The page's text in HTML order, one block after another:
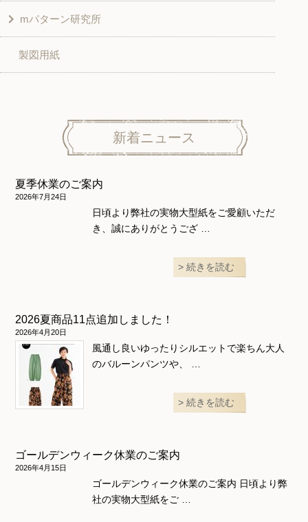
その他
ベスト・ジャケット・コート
スカート
ニット地専用
和風衣類
その他
こども＆ベビー
ボトムス
ワンピース＆スーツ
ウェディング・コスチューム
mパターン研究所
子供服
ワンピース
スカート・パンツ
製図用紙
新着ニュース
夏季休業のご案内
2026年7月24日
日頃より弊社の実物大型紙をご愛顧いただ
き、誠にありがとうござ …
続きを読む
2026夏商品11点追加しました！
2026年4月20日
風通し良いゆったりシルエットで楽ちん大人
のバルーンパンツや、 …
続きを読む
ゴールデンウィーク休業のご案内
2026年4月15日
ゴールデンウィーク休業のご案内 日頃より弊
社の実物大型紙をご …